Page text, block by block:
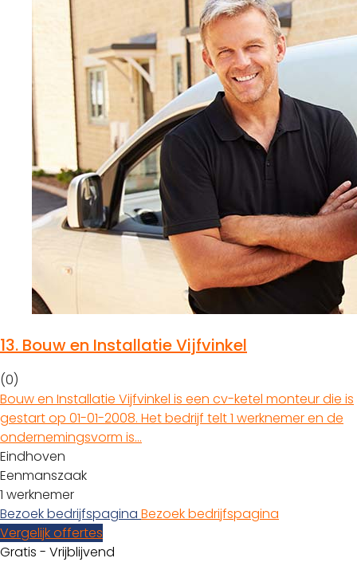
13. Bouw en Installatie Vijfvinkel
(0)
Bouw en Installatie Vijfvinkel is een cv-ketel monteur die is
gestart op 01-01-2008. Het bedrijf telt 1 werknemer en de
ondernemingsvorm is…
Eindhoven
Eenmanszaak
1 werknemer
Bezoek bedrijfspagina Bezoek bedrijfspagina
Vergelijk offertes
Gratis - Vrijblijvend